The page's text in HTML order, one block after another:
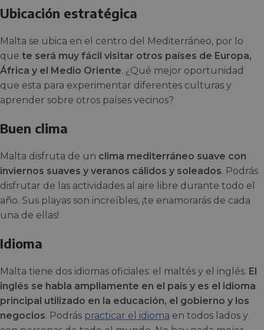
Ubicación estratégica
Malta se ubica en el centro del Mediterráneo, por lo
que te será muy fácil visitar otros países de Europa,
África y el Medio Oriente. ¿Qué mejor oportunidad
que esta para experimentar diferentes culturas y
aprender sobre otros países vecinos?
Buen clima
Malta disfruta de un clima mediterráneo suave con
inviernos suaves y veranos cálidos y soleados. Podrás
disfrutar de las actividades al aire libre durante todo el
año. Sus playas son increíbles, ¡te enamorarás de cada
una de ellas!
Idioma
Malta tiene dos idiomas oficiales: el maltés y el inglés. El
inglés se habla ampliamente en el país y es el idioma
principal utilizado en la educación, el gobierno y los
negocios. Podrás practicar el idioma en todos lados y